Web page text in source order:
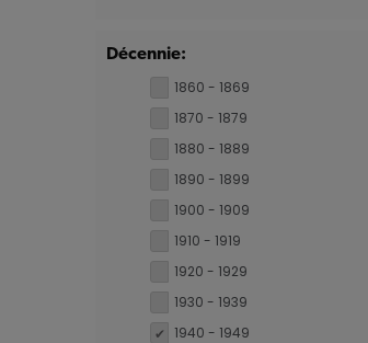
Décennie:
1860 - 1869
1870 - 1879
1880 - 1889
1890 - 1899
1900 - 1909
1910 - 1919
1920 - 1929
1930 - 1939
1940 - 1949